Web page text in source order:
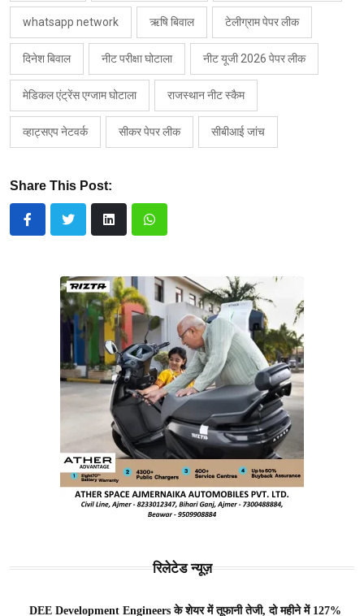
whatsapp network ऋषि बिवाल टेलीग्राम पेपर लीक
दिनेश बिवाल नीट परीक्षा घोटाला नीट यूजी 2026 पेपर लीक
मेडिकल एंट्रेंस एग्जाम घोटाला राजस्थान नीट स्कैम
व्हाट्सएप नेटवर्क सीकर पेपर लीक सीबीआई जांच
Share This Post:
रिलेटेड न्यूज़
DEE Development Engineers के शेयर में तूफानी तेजी, दो महीने में 127%